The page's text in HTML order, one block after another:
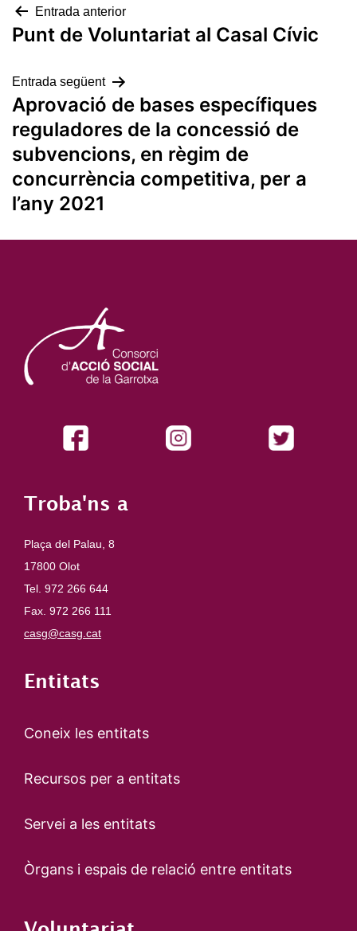
Navegació
Entrada anterior
Punt de Voluntariat al Casal Cívic
Entrada següent
Aprovació de bases específiques
reguladores de la concessió de
subvencions, en règim de
concurrència competitiva, per a
l’any 2021
Troba'ns a
Plaça del Palau, 8
17800 Olot
Tel. 972 266 644
Fax. 972 266 111
casg@casg.cat
Entitats
Coneix les entitats
Recursos per a entitats
Servei a les entitats
Òrgans i espais de relació entre entitats